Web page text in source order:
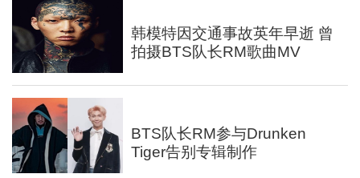
韩模特因交通事故英年早逝 曾
拍摄BTS队长RM歌曲MV
BTS队长RM参与Drunken
Tiger告别专辑制作